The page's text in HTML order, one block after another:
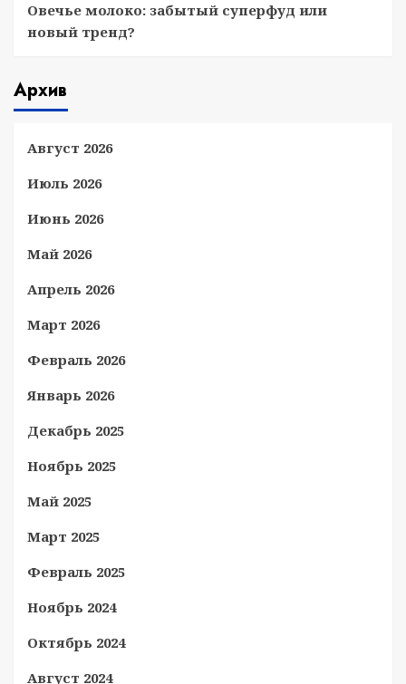
Овечье молоко: забытый суперфуд или
новый тренд?
Архив
Август 2026
Июль 2026
Июнь 2026
Май 2026
Апрель 2026
Март 2026
Февраль 2026
Январь 2026
Декабрь 2025
Ноябрь 2025
Май 2025
Март 2025
Февраль 2025
Ноябрь 2024
Октябрь 2024
Август 2024